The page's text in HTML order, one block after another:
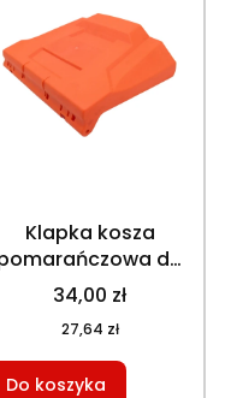
Klapka kosza
do
kosiarek GT150NKS
GT153NEKS HKS253NE
GT153NKS HKS650N1,
część zamienna
34,00 zł
27,64 zł
Do koszyka